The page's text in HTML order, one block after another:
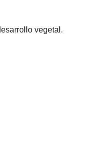
vegetal.